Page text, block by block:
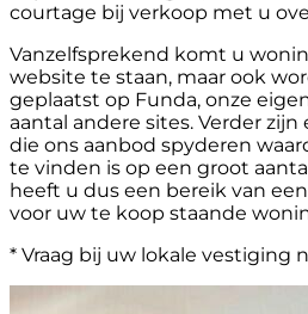
courtage bij verkoop met u
Vanzelfsprekend komt u
website te staan, maar ook
geplaatst op Funda, onze
aantal andere sites. Verder
die ons aanbod spyderen
te vinden is op een groot
heeft u dus een bereik van
voor uw te koop staande
* Vraag bij uw lokale vestiging